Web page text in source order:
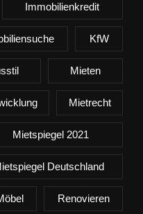
Immobilienkredit
KfW
Mieten
Mietrecht
Mietspiegel 2021
Deutschland
Renovieren